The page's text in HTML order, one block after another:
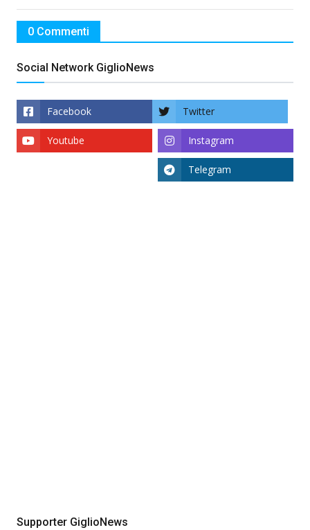
0 Commenti
Social Network GiglioNews
Facebook Twitter
Instagram
Youtube
Telegram
Supporter GiglioNews